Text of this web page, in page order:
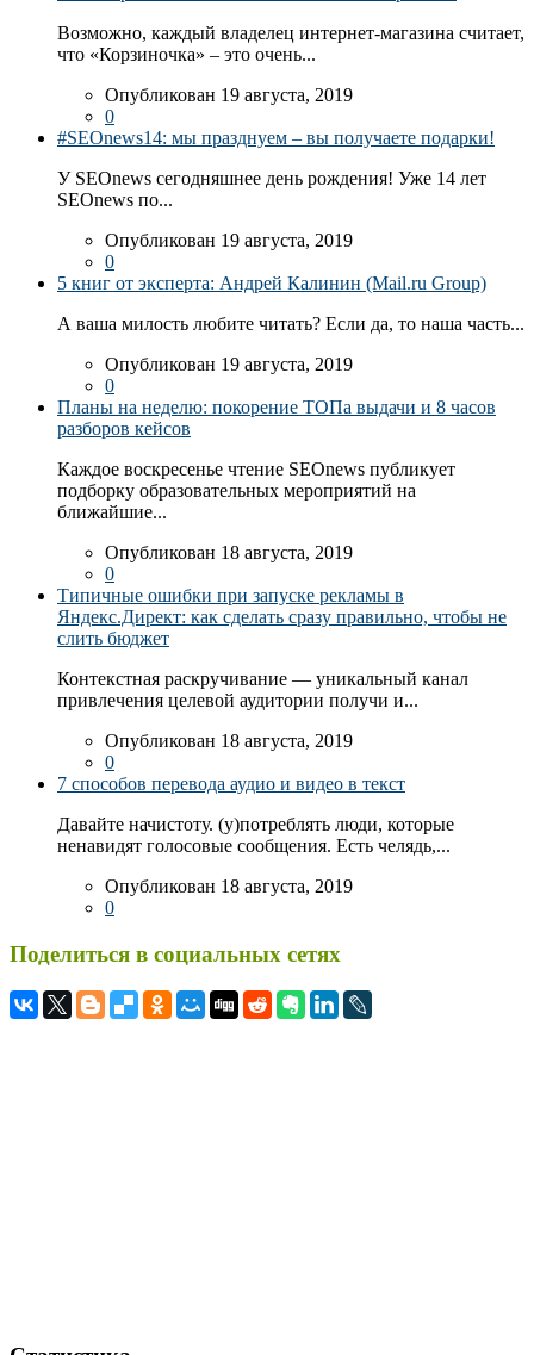
Возможно, каждый владелец интернет-магазина считает,
что «Корзиночка» – это очень...
Опубликован 19 августа, 2019
0
#SEOnews14: мы празднуем – вы получаете подарки!
У SEOnews сегодняшнее день рождения! Уже 14 лет
SEOnews по...
Опубликован 19 августа, 2019
0
5 книг от эксперта: Андрей Калинин (Mail.ru Group)
А ваша милость любите читать? Если да, то наша часть...
Опубликован 19 августа, 2019
0
Планы на неделю: покорение ТОПа выдачи и 8 часов
разборов кейсов
Каждое воскресенье чтение SEOnews публикует
подборку образовательных мероприятий на
ближайшие...
Опубликован 18 августа, 2019
0
Типичные ошибки при запуске рекламы в
Яндекс.Директ: как сделать сразу правильно, чтобы не
слить бюджет
Контекстная раскручивание — уникальный канал
привлечения целевой аудитории получи и...
Опубликован 18 августа, 2019
0
7 способов перевода аудио и видео в текст
Давайте начистоту. (у)потреблять люди, которые
ненавидят голосовые сообщения. Есть челядь,...
Опубликован 18 августа, 2019
0
Поделиться в социальных сетях